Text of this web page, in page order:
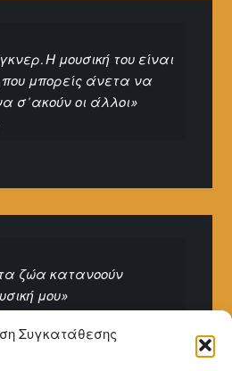
Συγκατάθεσης
Η μουσική του είναι
που μπορείς άνετα να
σ' ακούν οι άλλοι»
ζώα κατανοούν
μου»